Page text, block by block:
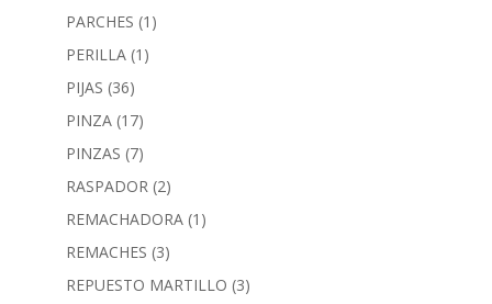
PARCHES (1)
PERILLA (1)
PIJAS (36)
PINZA (17)
PINZAS (7)
RASPADOR (2)
REMACHADORA (1)
REMACHES (3)
REPUESTO MARTILLO (3)